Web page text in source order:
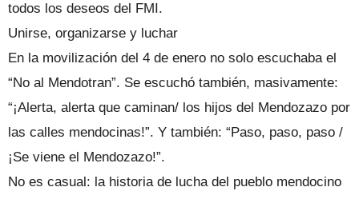
todos los deseos del FMI.
Unirse, organizarse y luchar
En la movilización del 4 de enero no solo escuchaba el
“No al Mendotran”. Se escuchó también, masivamente:
“¡Alerta, alerta que caminan/ los hijos del Mendozazo por
las calles mendocinas!”. Y también: “Paso, paso, paso /
¡Se viene el Mendozazo!”.
No es casual: la historia de lucha del pueblo mendocino